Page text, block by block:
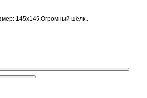
145х145.Огромный шёлк..